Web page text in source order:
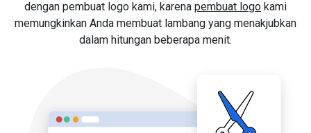
dengan pembuat logo kami, karena pembuat logo kami
memungkinkan Anda membuat lambang yang menakjubkan
dalam hitungan beberapa menit.